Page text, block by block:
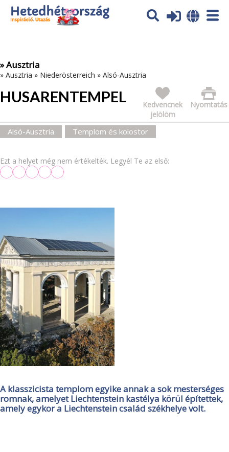
Az oldal sütiket (cookies) használ. További tájékoztatás itt:
Adatvédelmi tájékoztató
» Ausztria
» Ausztria » Niederösterreich » Alsó-Ausztria
HUSARENTEMPEL Nyomtatás
Kedvencnek
jelölöm
Alsó-Ausztria Templom és kolostor
Ezt a helyet még nem értékelték. Legyél Te az első:
A klasszicista templom egyike annak a sok mesterséges
romnak, amelyet Liechtenstein kastélya körül építettek,
amely egykor a Liechtenstein család székhelye volt.